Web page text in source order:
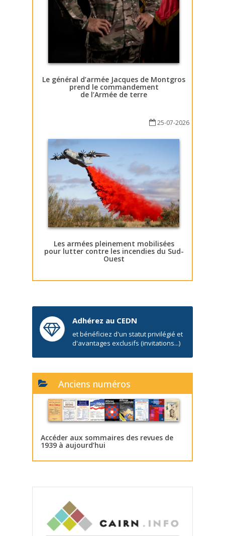
Le général d’armée Jacques de Montgros
prend le commandement
de l’Armée de terre
25-07-2026
Les armées pleinement mobilisées
pour lutter contre les incendies du Sud-
Ouest
Adhérez au CEDN
et bénéficiez d'un statut privilégié et
d'avantages exclusifs (invitations...)
Anciens numéros
Accéder aux sommaires des revues de
1939 à aujourd’hui